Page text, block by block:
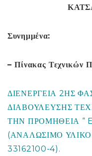
Συνημμένα:
– Πίνακας Τεχνικών
ΔΙΕΝΕΡΓΕΙΑ 2ΗΣ
ΔΙΑΒΟΥΛΕΥΣΗΣ
ΤΗΝ ΠΡΟΜΗΘΕΙΑ “
(ΑΝΑΛΩΣΙΜΟ ΥΛΙΚΟ
33162100-4).